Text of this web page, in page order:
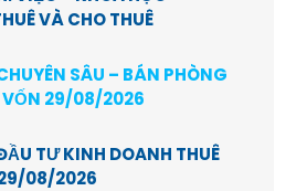
VÀ CHO THUÊ
SÂU – BÁN PHÒNG
VỐN 29/08/2026
TƯ KINH DOANH THUÊ
29/08/2026